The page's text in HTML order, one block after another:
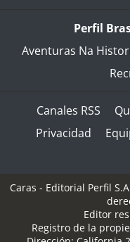
Perfil
Aventuras Na
Canales RSS
Privacidad
Caras - Editorial Perfil
Editor
Registro de la